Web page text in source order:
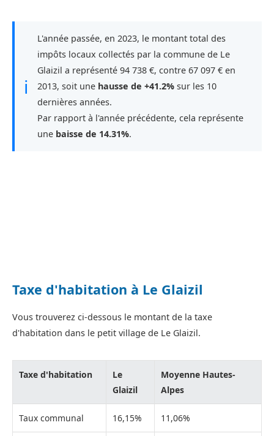
ℹ
L'année passée, en 2023, le montant total des
impôts locaux collectés par la commune de Le
Glaizil a représenté 94 738 €, contre 67 097 € en
2013, soit une hausse de +41.2% sur les 10
dernières années.
Par rapport à l'année précédente, cela représente
une baisse de 14.31%.
Taxe d'habitation à Le Glaizil
Vous trouverez ci-dessous le montant de la taxe
d'habitation dans le petit village de Le Glaizil.
Taxe d'habitation
Le
Glaizil
Moyenne Hautes-
Alpes
Taux communal 16,15% 11,06%